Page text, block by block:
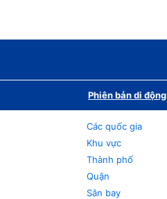
Phiên bản di động
Các quốc gia
Khu vực
Thành phố
Quận
Sân bay